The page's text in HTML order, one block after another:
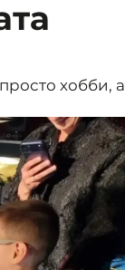
хобби, а